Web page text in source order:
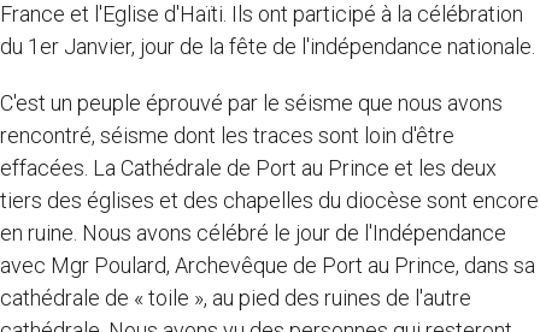
France et l'Eglise d'Haïti. Ils ont participé à la célébration
du 1er Janvier, jour de la fête de l'indépendance nationale.
C'est un peuple éprouvé par le séisme que nous avons
rencontré, séisme dont les traces sont loin d'être
effacées. La Cathédrale de Port au Prince et les deux
tiers des églises et des chapelles du diocèse sont encore
en ruine. Nous avons célébré le jour de l'Indépendance
avec Mgr Poulard, Archevêque de Port au Prince, dans sa
cathédrale de « toile », au pied des ruines de l'autre